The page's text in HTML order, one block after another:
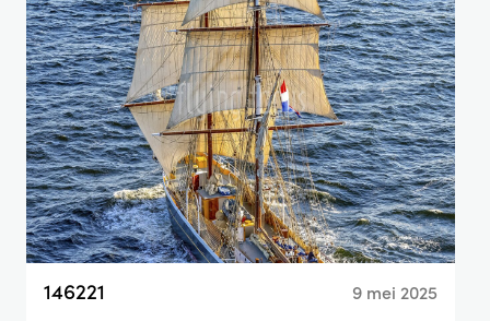
146221 9 mei 2025